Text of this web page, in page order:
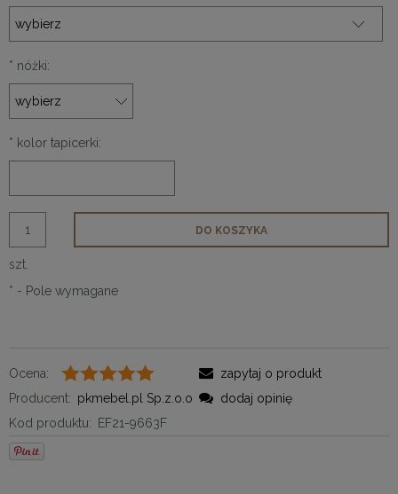
* nóżki:
* kolor tapicerki:
szt.
DO KOSZYKA
* - Pole wymagane
Ocena:
Producent: pkmebel.pl Sp.z.o.o
Kod produktu:
EF21-9663F
zapytaj o produkt
dodaj opinię